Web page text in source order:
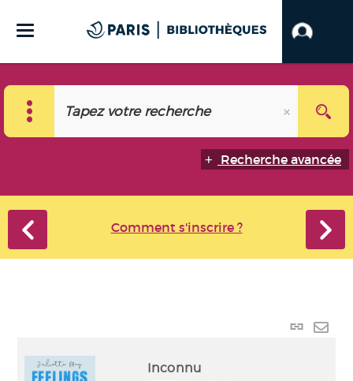
Recherche avancée
Comment s'inscrire ?
Lien
Inconnu